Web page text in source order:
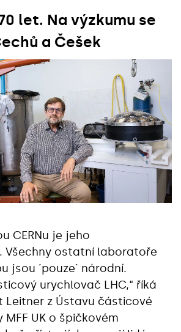
let. Na výzkumu se
a Češek
CERNu je jeho
Všechny ostatní laboratoře
jsou ´pouze´ národní.
urychlovač LHC,“ říká
Leitner z Ústavu částicové
UK o špičkovém